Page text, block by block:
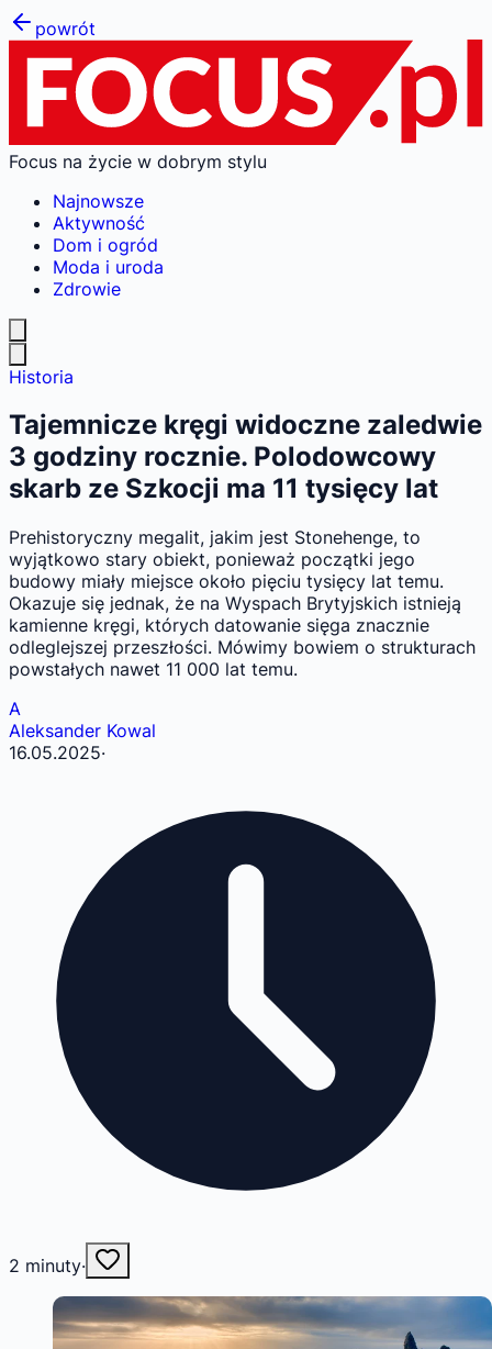
powrót
Focus na życie w dobrym stylu
Najnowsze
Aktywność
Dom i ogród
Moda i uroda
Zdrowie
Historia
Tajemnicze kręgi widoczne zaledwie
3 godziny rocznie. Polodowcowy
skarb ze Szkocji ma 11 tysięcy lat
Prehistoryczny megalit, jakim jest Stonehenge, to
wyjątkowo stary obiekt, ponieważ początki jego
budowy miały miejsce około pięciu tysięcy lat temu.
Okazuje się jednak, że na Wyspach Brytyjskich istnieją
kamienne kręgi, których datowanie sięga znacznie
odleglejszej przeszłości. Mówimy bowiem o strukturach
powstałych nawet 11 000 lat temu.
A
Aleksander Kowal
16.05.2025·
2 minuty·